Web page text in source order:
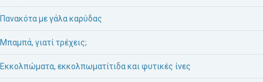
Πανακότα με γάλα καρύδας
Μπαμπά, γιατί τρέχεις;
Εκκολπώματα, εκκολπωματίτιδα και φυτικές ίνες